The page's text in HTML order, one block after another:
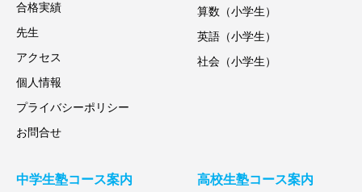
合格実績
先生
アクセス
個人情報
プライバシーポリシー
お問合せ
算数（小学生）
英語（小学生）
社会（小学生）
中学生塾コース案内 高校生塾コース案内